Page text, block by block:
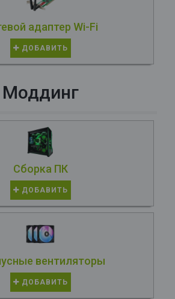
адаптер Wi-Fi
ДОБАВИТЬ
Моддинг
Сборка ПК
ДОБАВИТЬ
вентиляторы
ДОБАВИТЬ